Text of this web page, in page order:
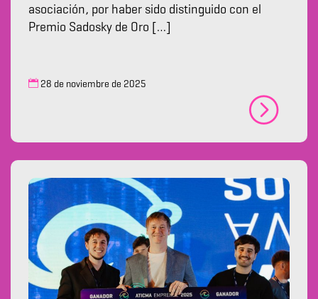
asociación, por haber sido distinguido con el
Premio Sadosky de Oro […]
28 de noviembre de 2025